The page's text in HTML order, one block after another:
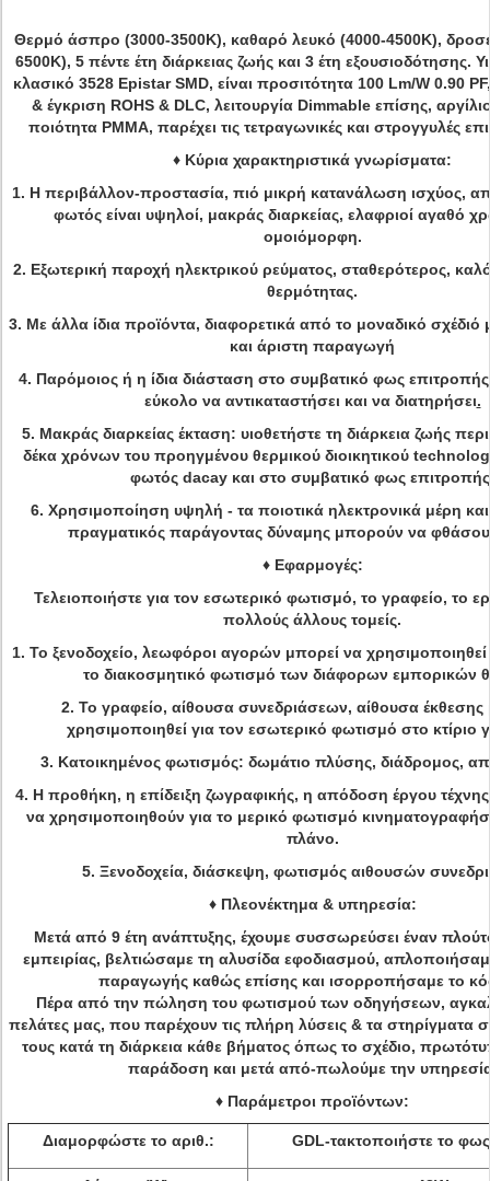
Θερμό άσπρο (3000-3500K), καθαρό λευκό (4000-4500K),
6500K), 5 πέντε έτη διάρκειας ζωής και 3 έτη εξουσιοδότησης.
κλασικό 3528 Epistar SMD, είναι προσιτότητα100 Lm/W 0.90 PF,
& έγκριση ROHS & DLC, λειτουργία Dimmable επίσης,
ποιότητα PMMA, παρέχει τις τετραγωνικές και στρογγυλές
♦ Κύρια χαρακτηριστικά γνωρίσματα:
1. Η περιβάλλον-προστασία, πιό μικρή κατανάλωση ισχύος,
φωτός είναι υψηλοί, μακράς διαρκείας, ελαφριοί αγαθό
ομοιόμορφη.
2. Εξωτερική παροχή ηλεκτρικού ρεύματος, σταθερότερος,
θερμότητας.
3. Με άλλα ίδια προϊόντα, διαφορετικά από το μοναδικό
και άριστη παραγωγή
4. Παρόμοιος ή η ίδια διάσταση στο συμβατικό φως
εύκολο να αντικαταστήσει και να διατηρήσει.
5. Μακράς διαρκείας έκταση: υιοθετήστε τη διάρκεια ζωής
δέκα χρόνων του προηγμένου θερμικού διοικητικού
φωτός dacay και στο συμβατικό φως
6. Χρησιμοποίηση υψηλή - τα ποιοτικά ηλεκτρονικά μέρη
πραγματικός παράγοντας δύναμης μπορούν να
♦ Εφαρμογές:
Τελειοποιήστε για τον εσωτερικό φωτισμό, το γραφείο, το
πολλούς άλλους τομείς.
1. Το ξενοδοχείο, λεωφόροι αγορών μπορεί να
το διακοσμητικό φωτισμό των διάφορων εμπορικών
2. Το γραφείο, αίθουσα συνεδριάσεων, αίθουσα έκθεσης
χρησιμοποιηθεί για τον εσωτερικό φωτισμό στο κτίριο
3. Κατοικημένος φωτισμός: δωμάτιο πλύσης, διάδρομος,
4. Η προθήκη, η επίδειξη ζωγραφικής, η απόδοση έργου
να χρησιμοποιηθούν για το μερικό φωτισμό
πλάνο.
5. Ξενοδοχεία, διάσκεψη, φωτισμός αιθουσών
♦ Πλεονέκτημα & υπηρεσία:
Μετά από 9 έτη ανάπτυξης, έχουμε συσσωρεύσει έναν
εμπειρίας, βελτιώσαμε τη αλυσίδα εφοδιασμού,
παραγωγής καθώς επίσης και ισορροπήσαμε το
Πέρα από την πώληση του φωτισμού των οδηγήσεων,
πελάτες μας, που παρέχουν τις πλήρη λύσεις & τα στηρίγματα
τους κατά τη διάρκεια κάθε βήματος όπως το σχέδιο,
παράδοση και μετά από-πωλούμε την
♦ Παράμετροι προϊόντων:
Διαμορφώστε το αριθ.: GDL-τακτοποιήστε το